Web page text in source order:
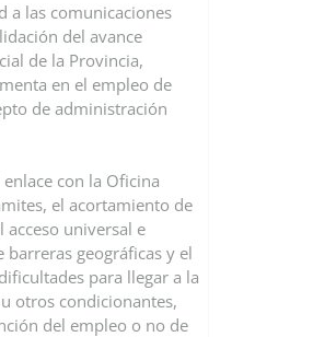
a las comunicaciones
del avance
de la Provincia,
en el empleo de
de administración
con la Oficina
el acortamiento de
universal e
geográficas y el
para llegar a la
otros condicionantes,
del empleo o no de